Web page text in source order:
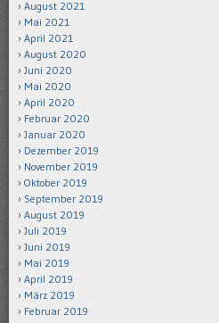
August 2021
Mai 2021
April 2021
August 2020
Juni 2020
Mai 2020
April 2020
Februar 2020
Januar 2020
Dezember 2019
November 2019
Oktober 2019
September 2019
August 2019
Juli 2019
Juni 2019
Mai 2019
April 2019
März 2019
Februar 2019